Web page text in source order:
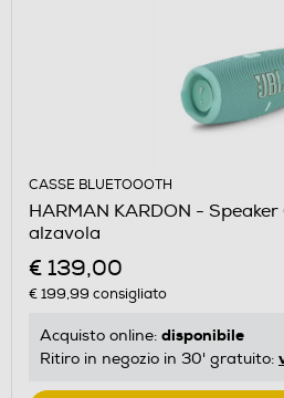
CASSE BLUETOOOTH
HARMAN KARDON - Speaker
alzavola
€ 139,00
€ 199,99 consigliato
Acquisto online: disponibile
Ritiro in negozio in 30' gratuito: